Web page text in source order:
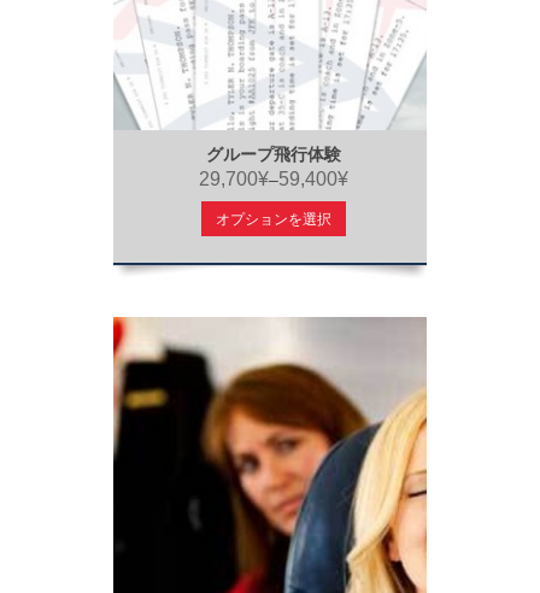
グループ飛行体験
29,700¥–59,400¥
オプションを選択